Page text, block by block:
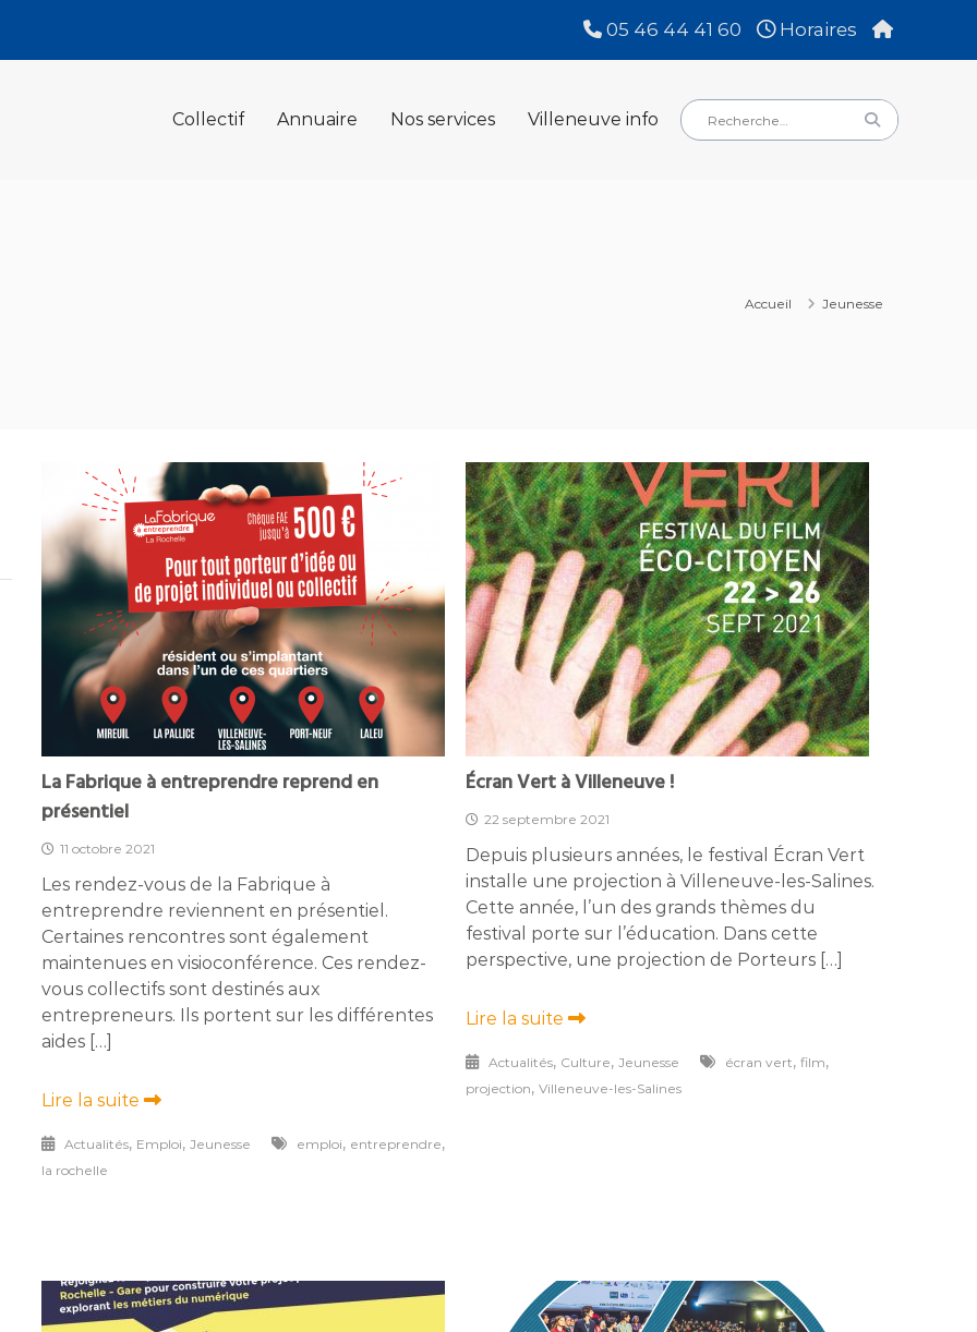
05 46 44 41 60 Horaires
Collectif Annuaire Nos services Villeneuve info
Rechercher
:
Rechercher
Accueil Jeunesse
La Fabrique à entreprendre reprend en
présentiel
11 octobre 2021
Les rendez-vous de la Fabrique à
entreprendre reviennent en présentiel.
Certaines rencontres sont également
maintenues en visioconférence. Ces rendez-
vous collectifs sont destinés aux
entrepreneurs. Ils portent sur les différentes
aides […]
Lire la suite
Actualités, Emploi, Jeunesse emploi, entreprendre,
la rochelle
Écran Vert à Villeneuve !
22 septembre 2021
Depuis plusieurs années, le festival Écran Vert
installe une projection à Villeneuve-les-Salines.
Cette année, l’un des grands thèmes du
festival porte sur l’éducation. Dans cette
perspective, une projection de Porteurs […]
Lire la suite
Actualités, Culture,Jeunesse écran vert,film,
projection,Villeneuve-les-Salines